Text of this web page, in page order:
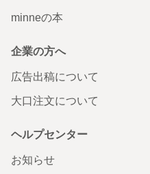
minneの本
企業の方へ
広告出稿について
大口注文について
ヘルプセンター
お知らせ